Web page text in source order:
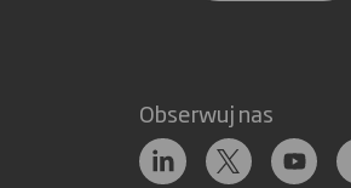
Obserwuj nas